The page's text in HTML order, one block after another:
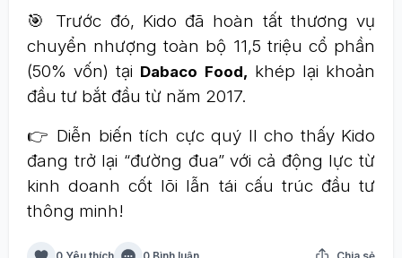
🎯 Trước đó, Kido đã hoàn tất thương vụ
chuyển nhượng toàn bộ 11,5 triệu cổ phần
(50% vốn) tại Dabaco Food, khép lại khoản
đầu tư bắt đầu từ năm 2017.
👉 Diễn biến tích cực quý II cho thấy Kido
đang trở lại “đường đua” với cả động lực từ
kinh doanh cốt lõi lẫn tái cấu trúc đầu tư
thông minh!